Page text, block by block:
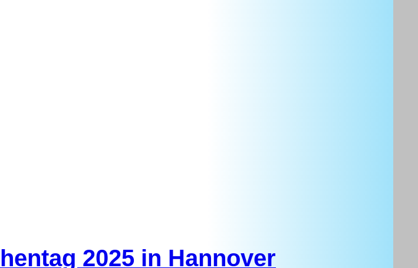
2025 in Hannover